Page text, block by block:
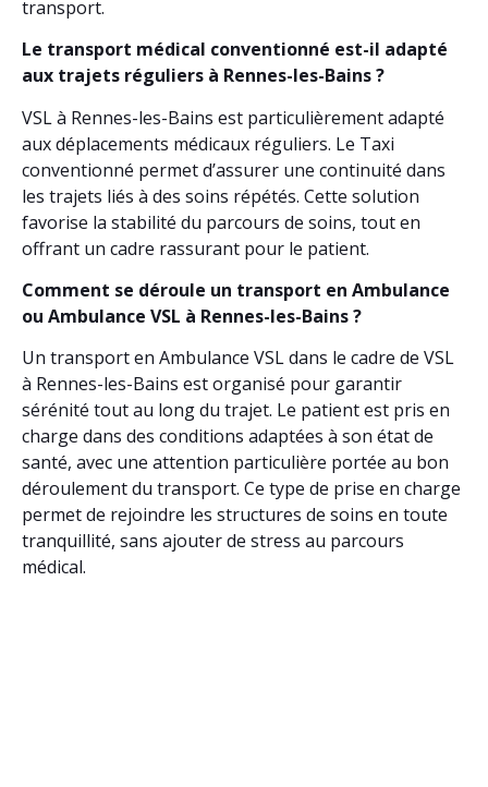
transport.
Le transport médical conventionné est-il adapté
aux trajets réguliers à Rennes-les-Bains ?
VSL à Rennes-les-Bains est particulièrement adapté
aux déplacements médicaux réguliers. Le Taxi
conventionné permet d’assurer une continuité dans
les trajets liés à des soins répétés. Cette solution
favorise la stabilité du parcours de soins, tout en
offrant un cadre rassurant pour le patient.
Comment se déroule un transport en Ambulance
ou Ambulance VSL à Rennes-les-Bains ?
Un transport en Ambulance VSL dans le cadre de VSL
à Rennes-les-Bains est organisé pour garantir
sérénité tout au long du trajet. Le patient est pris en
charge dans des conditions adaptées à son état de
santé, avec une attention particulière portée au bon
déroulement du transport. Ce type de prise en charge
permet de rejoindre les structures de soins en toute
tranquillité, sans ajouter de stress au parcours
médical.